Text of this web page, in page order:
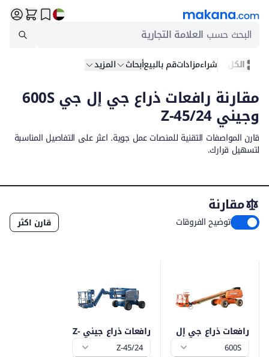
البحث حسب العلامة التجارية
الكل شراءمزاداتقم بالبيعأبحاث المزيد
مقارنة رافعات ذراع جي إل جي 600S
وجيني Z-45/24
قارن المواصفات التقنية للمنصات عمل جوية. اعثر على التفاصيل المناسبة
لتسهيل قرارك.
مقارنة
توضيح الفروقات قارن اكثر
رافعات ذراع جي إل
جي 600
رافعات ذراع جيني Z-
45